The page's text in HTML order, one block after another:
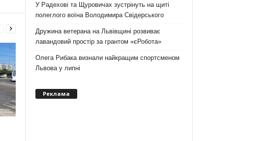
У Радехові та Щуровичах зустрінуть на щиті
полеглого воїна Володимира Свідерського
Дружина ветерана на Львівщині розвиває
лавандовий простір за грантом «єРобота»
Олега Рибака визнали найкращим спортсменом
Львова у липні
Реклама